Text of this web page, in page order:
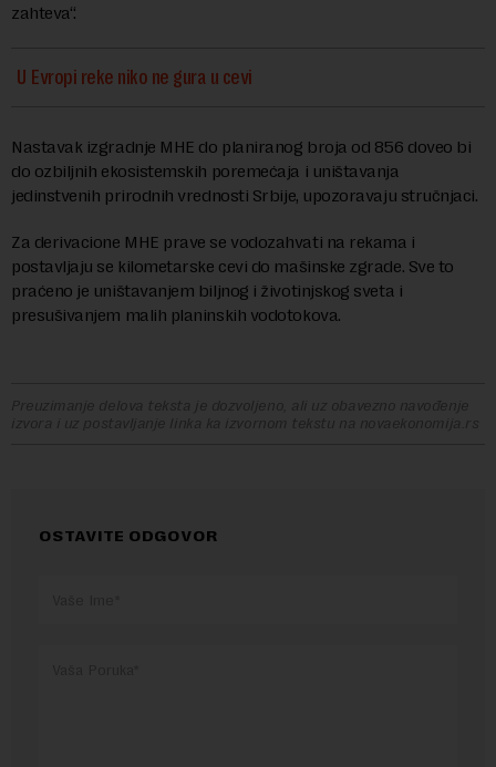
zahteva“.
U Evropi reke niko ne gura u cevi
Nastavak izgradnje MHE do planiranog broja od 856 doveo bi
do ozbiljnih ekosistemskih poremećaja i uništavanja
jedinstvenih prirodnih vrednosti Srbije, upozoravaju stručnjaci.
Za derivacione MHE prave se vodozahvati na rekama i
postavljaju se kilometarske cevi do mašinske zgrade. Sve to
praćeno je uništavanjem biljnog i životinjskog sveta i
presušivanjem malih planinskih vodotokova.
Preuzimanje delova teksta je dozvoljeno, ali uz obavezno navođenje
izvora i uz postavljanje linka ka izvornom tekstu na novaekonomija.rs
OSTAVITE ODGOVOR